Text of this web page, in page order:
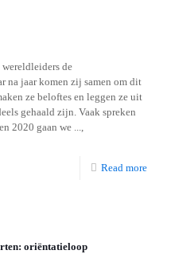
de
na jaar komen zij samen om dit
ze beloftes en leggen ze uit
gehaald zijn. Vaak spreken
2020 gaan we ...,
Read more
oriëntatieloop